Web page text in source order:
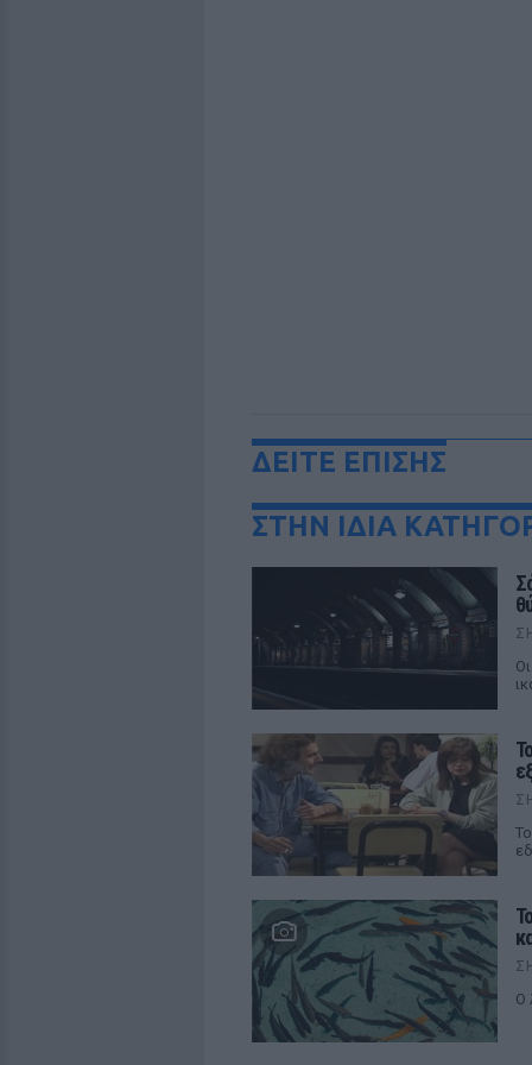
ΔΕΙΤΕ ΕΠΙΣΗΣ
ΣΤΗΝ ΙΔΙΑ
Ο